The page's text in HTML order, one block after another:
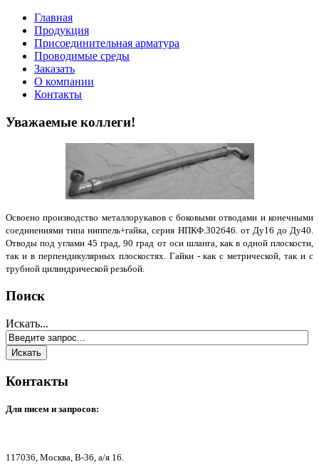
Главная
Продукция
Присоединительная арматура
Проводимые среды
Заказать
О компании
Контакты
Уважаемые коллеги!
Освоено производство металлорукавов с боковыми отводами и конечными
соединениями типа ниппель+гайка, серия НПКФ.302646. от Ду16 до Ду40.
Отводы под углами 45 град, 90 град от оси шланга, как в одной плоскости,
так и в перпендикулярных плоскостях. Гайки - как с метрической, так и с
трубной цилиндрической резьбой.
Поиск
Искать...
Контакты
Для писем и запросов:
117036, Москва, В-36, а/я 16.